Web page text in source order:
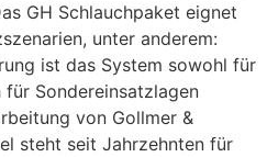
GH Schlauchpaket eignet
unter anderem:
ist das System sowohl für
Sondereinsatzlagen
von Gollmer &
steht seit Jahrzehnten für